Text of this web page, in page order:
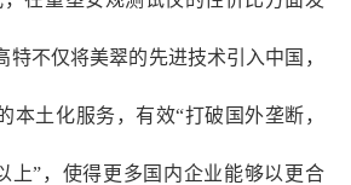
特不仅将美翠的先进技术引入中国，
本土化服务，有效“打破国外垄断，
上”，使得更多国内企业能够以更合